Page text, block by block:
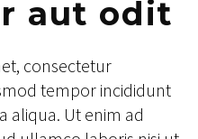
aut odit
consectetur
tempor incididunt
aliqua. Ut enim ad